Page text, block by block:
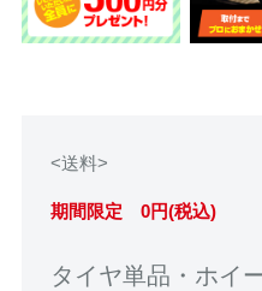
<送料>
期間限定 0円(税込)
タイヤ単品・ホイ